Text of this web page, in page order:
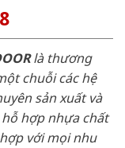
là thương
chuỗi các hệ
sản xuất và
hợp nhựa chất
với mọi nhu